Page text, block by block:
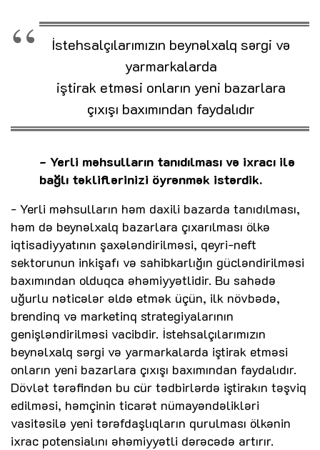
İstehsalçılarımızın beynəlxalq sərgi və
yarmarkalarda
iştirak etməsi onların yeni bazarlara
çıxışı baxımından faydalıdır
- Yerli məhsulların tanıdılması və ixracı ilə
bağlı təkliflərinizi öyrənmək istərdik.
- Yerli məhsulların həm daxili bazarda tanıdılması,
həm də beynəlxalq bazarlara çıxarılması ölkə
iqtisadiyyatının şaxələndirilməsi, qeyri-neft
sektorunun inkişafı və sahibkarlığın gücləndirilməsi
baxımından olduqca əhəmiyyətlidir. Bu sahədə
uğurlu nəticələr əldə etmək üçün, ilk növbədə,
brendinq və marketinq strategiyalarının
genişləndirilməsi vacibdir. İstehsalçılarımızın
beynəlxalq sərgi və yarmarkalarda iştirak etməsi
onların yeni bazarlara çıxışı baxımından faydalıdır.
Dövlət tərəfindən bu cür tədbirlərdə iştirakın təşviq
edilməsi, həmçinin ticarət nümayəndəlikləri
vasitəsilə yeni tərəfdaşlıqların qurulması ölkənin
ixrac potensialını əhəmiyyətli dərəcədə artırır.